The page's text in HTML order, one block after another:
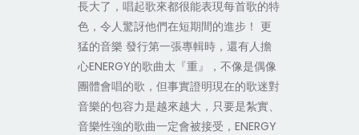
長大了，唱起歌來都很能表現每首歌的特
色，令人驚訝他們在短期間的進步！ 更
猛的音樂 發行第一張專輯時，還有人擔
心ENERGY的歌曲太『重』，不像是偶像
團體會唱的歌，但事實證明現在的歌迷對
音樂的包容力是越來越大，只要是紮實、
音樂性強的歌曲一定會被接受，ENERGY